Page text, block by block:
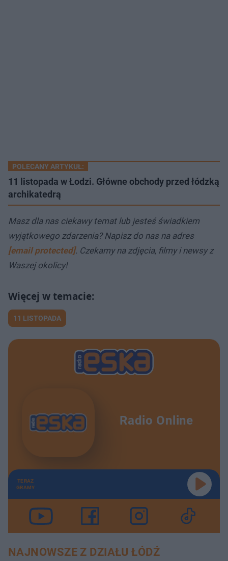
POLECANY ARTYKUŁ:
11 listopada w Łodzi. Główne obchody przed łódzką
archikatedrą
Masz dla nas ciekawy temat lub jesteś świadkiem
wyjątkowego zdarzenia? Napisz do nas na adres
[email protected]. Czekamy na zdjęcia, filmy i newsy z
Waszej okolicy!
11 LISTOPADA
Radio Online
TERAZ
GRAMY
NAJNOWSZE Z DZIAŁU ŁÓDŹ